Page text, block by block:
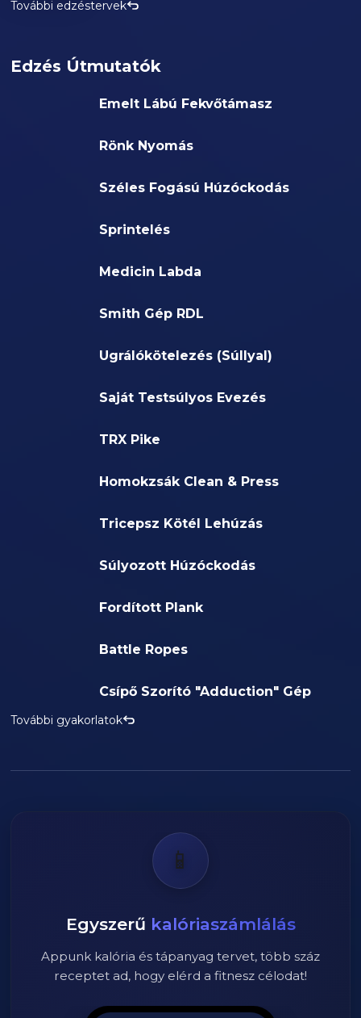
További edzéstervek
Edzés Útmutatók
Emelt Lábú Fekvőtámasz
Rönk Nyomás
Széles Fogású Húzóckodás
Sprintelés
Medicin Labda
Smith Gép RDL
Ugrálókötelezés (Súllyal)
Saját Testsúlyos Evezés
TRX Pike
Homokzsák Clean & Press
Tricepsz Kötél Lehúzás
Súlyozott Húzóckodás
Fordított Plank
Battle Ropes
Csípő Szorító "Adduction" Gép
További gyakorlatok
📱
Egyszerű kalóriaszámlálás
Appunk kalória és tápanyag tervet, több száz
receptet ad, hogy elérd a fitnesz célodat!